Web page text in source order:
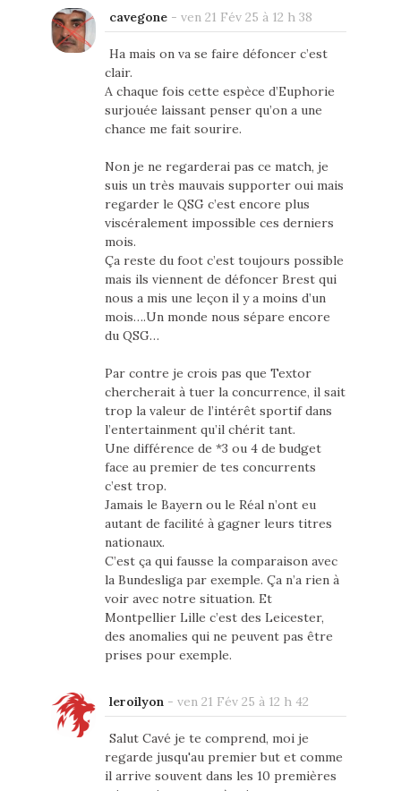
cavegone- ven 21 Fév 25 à 12 h 38
Ha mais on va se faire défoncer c’est
clair.
A chaque fois cette espèce d’Euphorie
surjouée laissant penser qu’on a une
chance me fait sourire.
Non je ne regarderai pas ce match, je
suis un très mauvais supporter oui mais
regarder le QSG c’est encore plus
viscéralement impossible ces derniers
mois.
Ça reste du foot c’est toujours possible
mais ils viennent de défoncer Brest qui
nous a mis une leçon il y a moins d’un
mois….Un monde nous sépare encore
du QSG…
Par contre je crois pas que Textor
chercherait à tuer la concurrence, il sait
trop la valeur de l’intérêt sportif dans
l’entertainment qu’il chérit tant.
Une différence de *3 ou 4 de budget
face au premier de tes concurrents
c’est trop.
Jamais le Bayern ou le Réal n’ont eu
autant de facilité à gagner leurs titres
nationaux.
C’est ça qui fausse la comparaison avec
la Bundesliga par exemple. Ça n’a rien à
voir avec notre situation. Et
Montpellier Lille c’est des Leicester,
des anomalies qui ne peuvent pas être
prises pour exemple.
leroilyon- ven 21 Fév 25 à 12 h 42
Salut Cavé je te comprend, moi je
regarde jusqu'au premier but et comme
il arrive souvent dans les 10 premières